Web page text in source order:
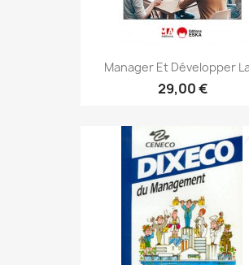
Manager Et Développer
29,00 €